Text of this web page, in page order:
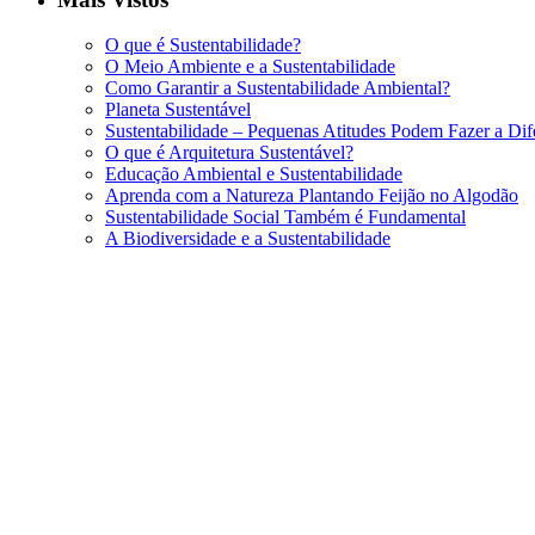
O que é Sustentabilidade?
O Meio Ambiente e a Sustentabilidade
Como Garantir a Sustentabilidade Ambiental?
Planeta Sustentável
Sustentabilidade – Pequenas Atitudes Podem Fazer a
O que é Arquitetura Sustentável?
Educação Ambiental e Sustentabilidade
Aprenda com a Natureza Plantando Feijão no Algodão
Sustentabilidade Social Também é Fundamental
A Biodiversidade e a Sustentabilidade